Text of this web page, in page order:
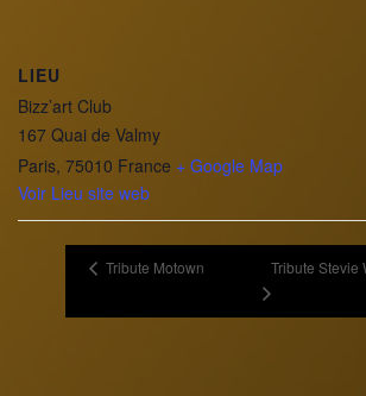
LIEU
Bizz’art Club
167 Quai de Valmy
Paris, 75010 France + Google Map
Voir Lieu site web
Tribute Motown Tribute Stevie